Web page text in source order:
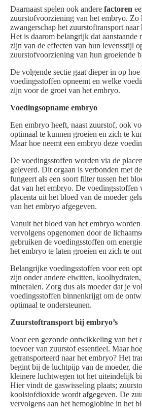
Daarnaast spelen ook andere factoren
zuurstofvoorziening van het embryo. Zo
zwangerschap het zuurstoftransport
Het is daarom belangrijk dat aanstaande
zijn van de effecten van hun levensstijl
zuurstofvoorziening van hun groeiende
De volgende sectie gaat dieper in op
voedingsstoffen opneemt en welke
zijn voor de groei van het embryo.
Voedingsopname embryo
Een embryo heeft, naast zuurstof, ook
optimaal te kunnen groeien en zich te
Maar hoe neemt een embryo deze
De voedingsstoffen worden via de
geleverd. Dit orgaan is verbonden met
fungeert als een soort filter tussen het
dat van het embryo. De voedingsstoffen
placenta uit het bloed van de moeder
van het embryo afgegeven.
Vanuit het bloed van het embryo
vervolgens opgenomen door de
gebruiken de voedingsstoffen om
het embryo te laten groeien en zich te
Belangrijke voedingsstoffen voor een
zijn onder andere eiwitten,
mineralen. Zorg dus als moeder dat je
voedingsstoffen binnenkrijgt om de
optimaal te ondersteunen.
Zuurstoftransport bij embryo’s
Voor een gezonde ontwikkeling van het
toevoer van zuurstof essentieel. Maar
getransporteerd naar het embryo? Het
begint bij de luchtpijp van de moeder,
kleinere luchtwegen tot het uiteindelijk
Hier vindt de gaswisseling plaats;
koolstofdioxide wordt afgegeven. De
vervolgens aan het hemoglobine in het